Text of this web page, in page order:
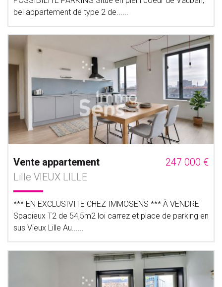
bel appartement de type 2 de......
Vente appartement
247 000 €
Lille VIEUX LILLE
*** EN EXCLUSIVITE CHEZ IMMOSENS *** À VENDRE
Spacieux T2 de 54,5m2 loi carrez et place de parking en
sus Vieux Lille Au......